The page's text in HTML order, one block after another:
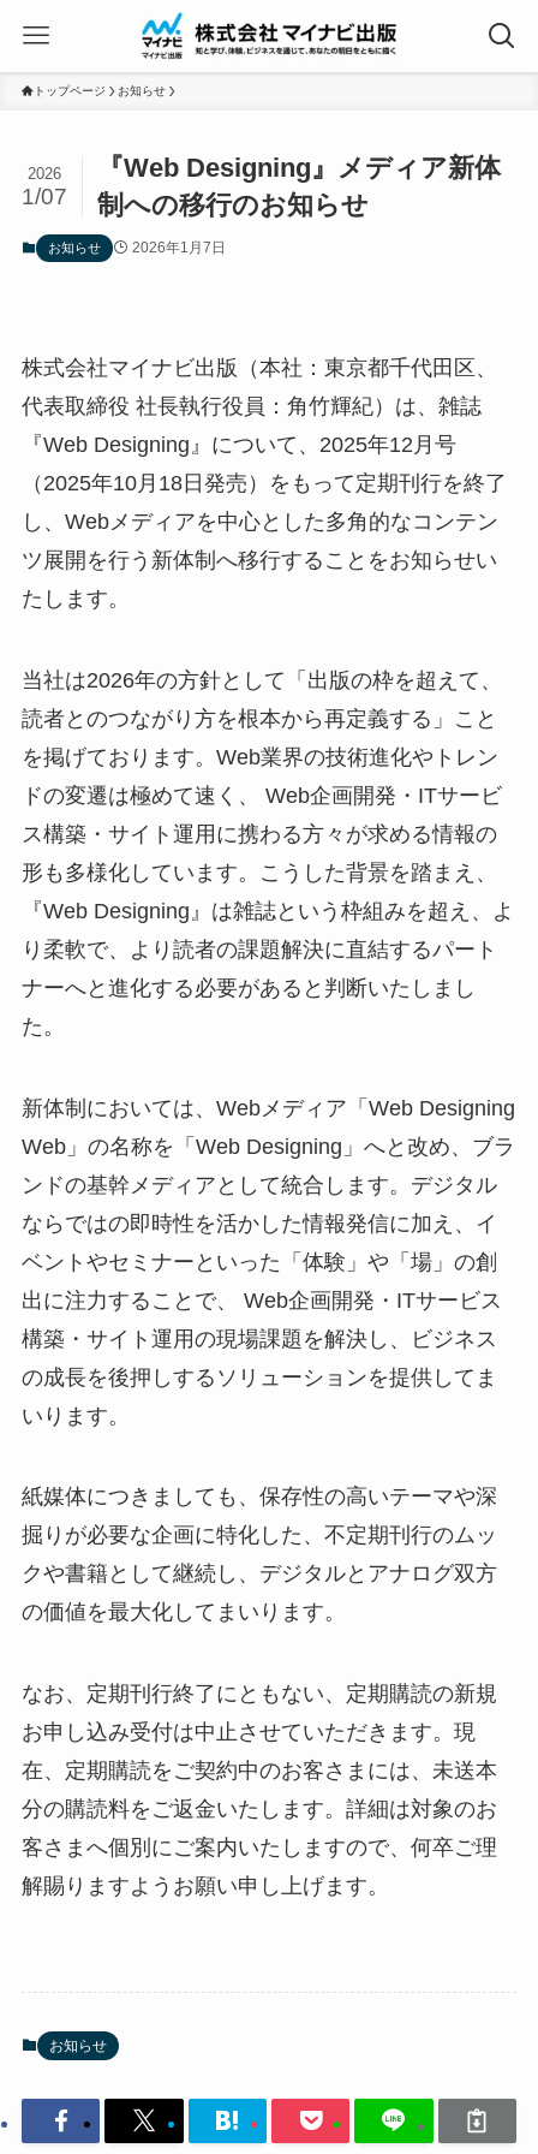
トップページ お知らせ
『Web Designing』メディア新体
制への移行のお知らせ
2026
1/07
お知らせ 2026年1月7日
株式会社マイナビ出版（本社：東京都千代田区、
代表取締役 社長執行役員：角竹輝紀）は、雑誌
『Web Designing』について、2025年12月号
（2025年10月18日発売）をもって定期刊行を終了
し、Webメディアを中心とした多角的なコンテン
ツ展開を行う新体制へ移行することをお知らせい
たします。
当社は2026年の方針として「出版の枠を超えて、
読者とのつながり方を根本から再定義する」こと
を掲げております。Web業界の技術進化やトレン
ドの変遷は極めて速く、 Web企画開発・ITサービ
ス構築・サイト運用に携わる方々が求める情報の
形も多様化しています。こうした背景を踏まえ、
『Web Designing』は雑誌という枠組みを超え、よ
り柔軟で、より読者の課題解決に直結するパート
ナーへと進化する必要があると判断いたしまし
た。
新体制においては、Webメディア「Web Designing
Web」の名称を「Web Designing」へと改め、ブラ
ンドの基幹メディアとして統合します。デジタル
ならではの即時性を活かした情報発信に加え、イ
ベントやセミナーといった「体験」や「場」の創
出に注力することで、 Web企画開発・ITサービス
構築・サイト運用の現場課題を解決し、ビジネス
の成長を後押しするソリューションを提供してま
いります。
紙媒体につきましても、保存性の高いテーマや深
掘りが必要な企画に特化した、不定期刊行のムッ
クや書籍として継続し、デジタルとアナログ双方
の価値を最大化してまいります。
なお、定期刊行終了にともない、定期購読の新規
お申し込み受付は中止させていただきます。現
在、定期購読をご契約中のお客さまには、未送本
分の購読料をご返金いたします。詳細は対象のお
客さまへ個別にご案内いたしますので、何卒ご理
解賜りますようお願い申し上げます。
お知らせ